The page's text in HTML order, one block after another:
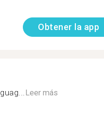
Obtener la app
Leer más